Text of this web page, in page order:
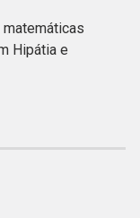
matemáticas
Hipátia e